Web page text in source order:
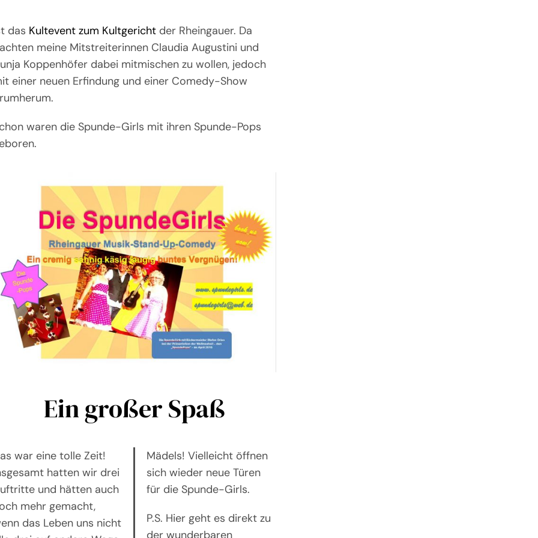
das Kultevent zum Kultgerichtder Rheingauer. Da
meine Mitstreiterinnen Claudia Augustini und
Koppenhöfer dabei mitmischen zu wollen, jedoch
einer neuen Erfindung und einer Comedy-Show
waren die Spunde-Girls mit ihren Spunde-Pops
Ein großer Spaß
war eine tolle Zeit!
hatten wir drei
und hätten auch
mehr gemacht,
das Leben uns nicht
Mädels! Vielleicht öffnen
sich wieder neue Türen
für die Spunde-Girls.
P.S. Hier geht es direkt zu